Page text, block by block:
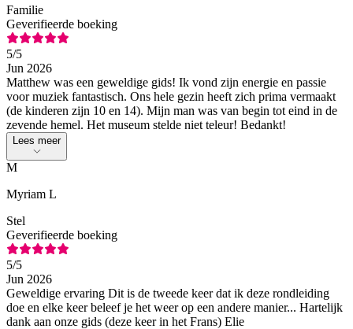
Familie
Geverifieerde boeking
5/5
Jun 2026
Matthew was een geweldige gids! Ik vond zijn energie en passie
voor muziek fantastisch. Ons hele gezin heeft zich prima vermaakt
(de kinderen zijn 10 en 14). Mijn man was van begin tot eind in de
zevende hemel. Het museum stelde niet teleur! Bedankt!
Lees meer
M
Myriam L
Stel
Geverifieerde boeking
5/5
Jun 2026
Geweldige ervaring Dit is de tweede keer dat ik deze rondleiding
doe en elke keer beleef je het weer op een andere manier... Hartelijk
dank aan onze gids (deze keer in het Frans) Elie